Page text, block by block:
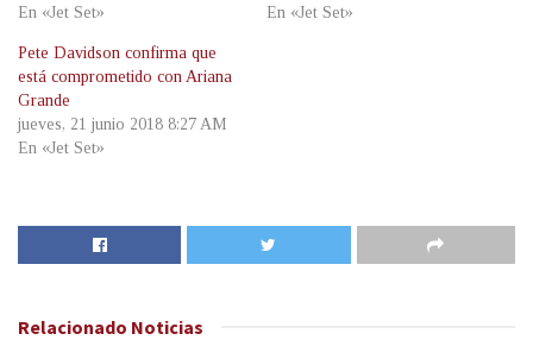
En «Jet Set»
En «Jet Set»
Pete Davidson confirma que
está comprometido con Ariana
Grande
jueves, 21 junio 2018 8:27 AM
En «Jet Set»
Relacionado Noticias